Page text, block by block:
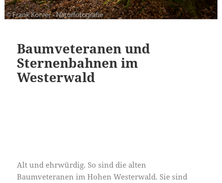
Baumveteranen und
Sternenbahnen im
Westerwald
Alt und ehrwürdig. So sind die alten
Baumveteranen im Hohen Westerwald. Sie sind